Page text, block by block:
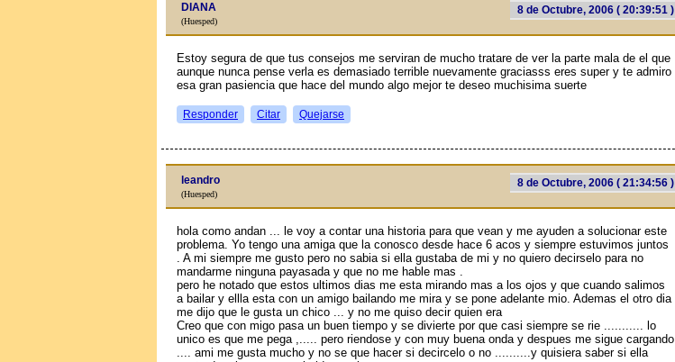
8 de Octubre, 2006 ( 20:39:51 )
DIANA
(Huesped)
Estoy segura de que tus consejos me serviran de mucho tratare de ver la parte mala de el que
aunque nunca pense verla es demasiado terrible nuevamente graciasss eres super y te admiro
esa gran pasiencia que hace del mundo algo mejor te deseo muchisima suerte
Responder Citar Quejarse
8 de Octubre, 2006 ( 21:34:56 )
leandro
(Huesped)
hola como andan ... le voy a contar una historia para que vean y me ayuden a solucionar este
problema. Yo tengo una amiga que la conosco desde hace 6 aсos y siempre estuvimos juntos
. A mi siempre me gusto pero no sabia si ella gustaba de mi y no quiero decirselo para no
mandarme ninguna payasada y que no me hable mas .
pero he notado que estos ultimos dias me esta mirando mas a los ojos y que cuando salimos
a bailar y ellla esta con un amigo bailando me mira y se pone adelante mio. Ademas el otro dia
me dijo que le gusta un chico ... y no me quiso decir quien era
Creo que con migo pasa un buen tiempo y se divierte por que casi siempre se rie ........... lo
unico es que me pega ,..... pero riendose y con muy buena onda y despues me sigue cargando
.... ami me gusta mucho y no se que hacer si decircelo o no ..........y quisiera saber si ella